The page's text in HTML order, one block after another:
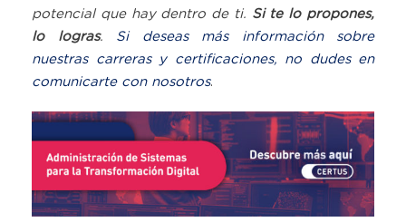
potencial que hay dentro de ti. Si te lo propones,
lo logras.
Si deseas más información sobre
nuestras carreras y certificaciones, no dudes en
comunicarte con nosotros.